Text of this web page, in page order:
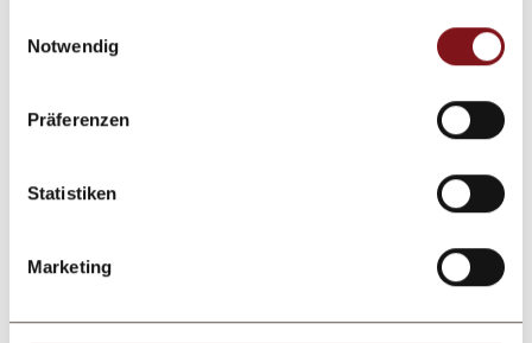
Notwendig
Präferenzen
Statistiken
Marketing